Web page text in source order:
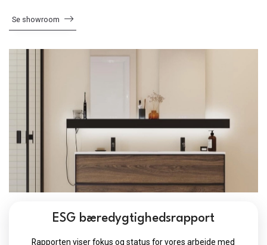
Se showroom
ESG bæredygtighedsrapport
Rapporten viser fokus og status for vores arbejde med